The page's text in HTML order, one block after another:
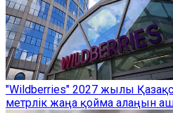
"Wildberries" 2027 жылы
метрлік жаңа қойма алаңын